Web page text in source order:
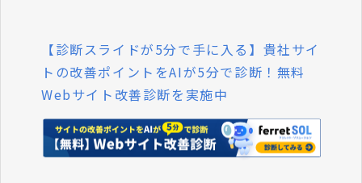
【診断スライドが5分で手に入る】貴社サイ
トの改善ポイントをAIが5分で診断！無料
Webサイト改善診断を実施中